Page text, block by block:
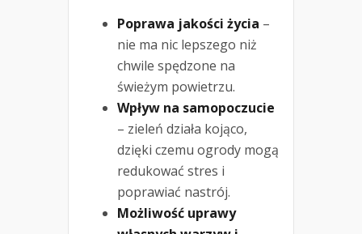
Poprawa jakości życia –
nie ma nic lepszego niż
chwile spędzone na
świeżym powietrzu.
Wpływ na samopoczucie
– zieleń działa kojąco,
dzięki czemu ogrody mogą
redukować stres i
poprawiać nastrój.
Możliwość uprawy